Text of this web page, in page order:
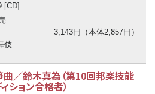
[CD]
3,143円（本体2,857円）
伎
／鈴木真為（第10回邦楽技能
ション合格者）